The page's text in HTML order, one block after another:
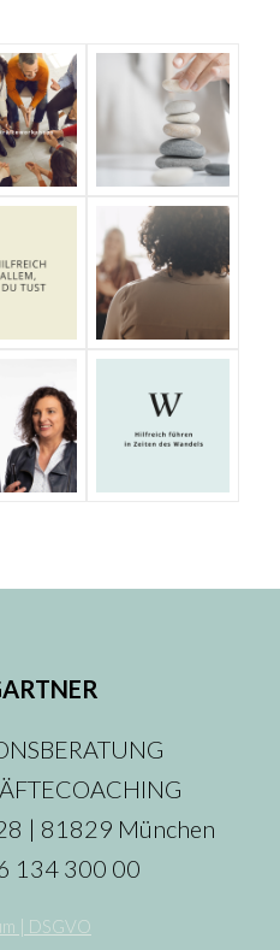
| 81829 München
134 300 00
| DSGVO